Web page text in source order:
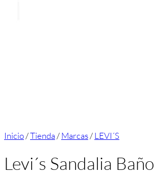
Inicio/Tienda/Marcas/LEVI´S
Levi´s Sandalia Baño